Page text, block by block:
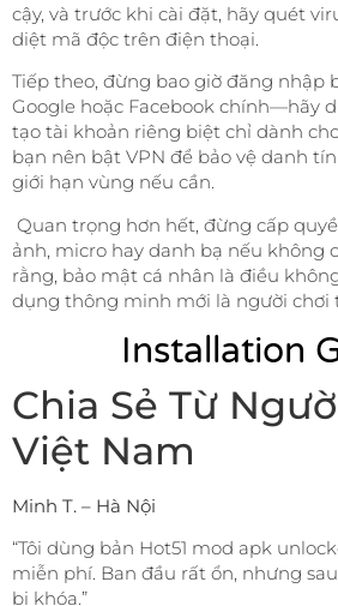
cậy, và trước khi cài đặt, hãy quét
diệt mã độc trên điện thoại.
Tiếp theo, đừng bao giờ đăng nhập
Google hoặc Facebook chính—hãy
tạo tài khoản riêng biệt chỉ dành
bạn nên bật VPN để bảo vệ danh
giới hạn vùng nếu cần.
Quan trọng hơn hết, đừng cấp
ảnh, micro hay danh bạ nếu không
rằng, bảo mật cá nhân là điều
dụng thông minh mới là người chơi
Installation
Chia Sẻ Từ
Việt Nam
Minh T. – Hà Nội
“Tôi dùng bản Hot51 mod apk
miễn phí. Ban đầu rất ổn, nhưng
bị khóa.”